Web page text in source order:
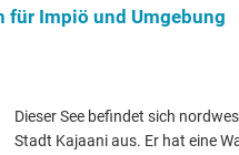
für Impiö und Umgebung
Dieser See befindet sich
Stadt Kajaani aus. Er hat eine